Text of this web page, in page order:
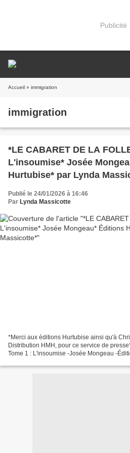
Publicité
Accueil » immigration
immigration
*LE CABARET DE LA
L'insoumise* Josée
Hurtubise* par Lynda
Publié le 24/01/2026 à 16:46
Par Lynda Massicotte
*Merci aux éditions Hurtubise ainsi qu'à
Distribution HMH, pour ce service de
Tome 1 : L'insoumise -Josée Mongeau -